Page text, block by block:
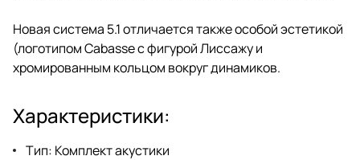
Новая система 5.1 отличается также особой эстетикой
(логотипом Cabasse с фигурой Лиссажу и
хромированным кольцом вокруг динамиков.
Характеристики:
Тип: Комплект акустики